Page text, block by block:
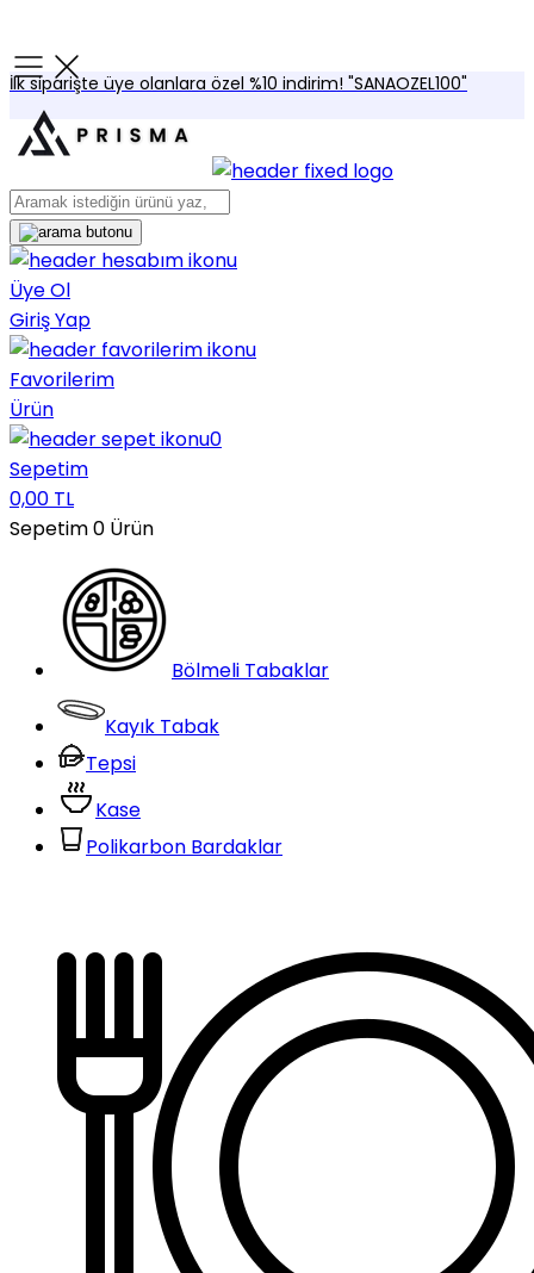
İlk siparişte üye olanlara özel %10 indirim! "SANAOZEL100"
Üye Ol
Giriş Yap
Favorilerim
Ürün
0
Sepetim
0,00 TL
Sepetim0 Ürün
Bölmeli Tabaklar
Kayık Tabak
Tepsi
Kase
Polikarbon Bardaklar